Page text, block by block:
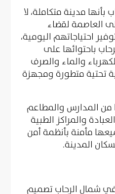
مدينة متكاملة، لا
العاصمة لقضاء
احتياجاتهم اليومية،
باحتوائها على
والماء والصرف
تحتية متطورة ومجهزة
من المدارس والمطاعم
والمراكز الطبية
مأمنة بأنظمة أمن
المدينة.
في شمال الرحاب تصميم